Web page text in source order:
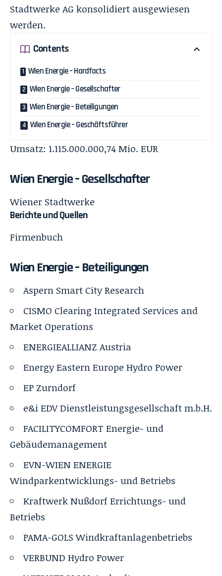
Stadtwerke AGkonsolidiert ausgewiesen
werden.
Contents
Wien Energie – Hardfacts
Wien Energie – Gesellschafter
Wien Energie – Beteiligungen
Wien Energie – Geschäftsführer
Umsatz: 1.115.000.000,74 Mio. EUR
Wien Energie – Gesellschafter
Wiener Stadtwerke
Berichte und Quellen
Firmenbuch
Wien Energie – Beteiligungen
Aspern Smart City Research
CISMO Clearing Integrated Services and
Market Operations
ENERGIEALLIANZ Austria
Energy Eastern Europe Hydro Power
EP Zurndorf
e&i EDV Dienstleistungsgesellschaft m.b.H.
FACILITYCOMFORT Energie- und
Gebäudemanagement
EVN-WIEN ENERGIE
Windparkentwicklungs- und Betriebs
Kraftwerk Nußdorf Errichtungs- und
Betriebs
PAMA-GOLS Windkraftanlagenbetriebs
VERBUND Hydro Power